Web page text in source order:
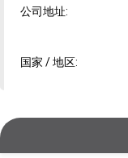
公司地址:
国家 / 地区: